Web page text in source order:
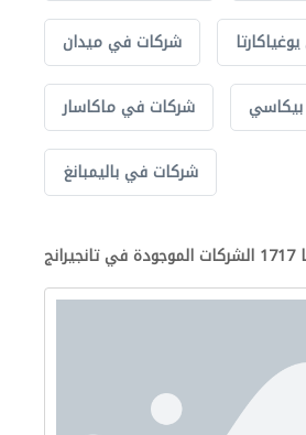
شركات في ميدان
شركات في ماكاسار
شركات في باليمبانغ